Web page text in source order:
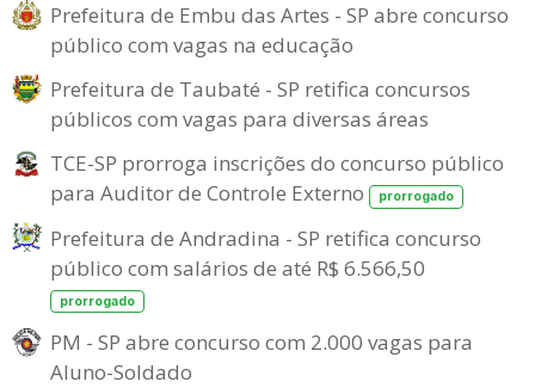
Prefeitura de Embu das Artes - SP abre concurso
público com vagas na educação
Prefeitura de Taubaté - SP retifica concursos
públicos com vagas para diversas áreas
TCE-SP prorroga inscrições do concurso público
para Auditor de Controle Externo
prorrogado
Prefeitura de Andradina - SP retifica concurso
público com salários de até R$ 6.566,50
prorrogado
PM - SP abre concurso com 2.000 vagas para
Aluno-Soldado